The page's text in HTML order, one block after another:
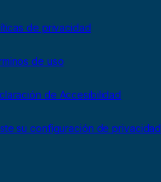
de privacidad
de uso
de Accesibilidad
su configuración de privacidad